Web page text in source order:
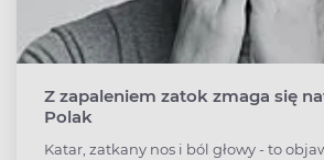
Z zapaleniem zatok zmaga się
Polak
Katar, zatkany nos i ból głowy - to